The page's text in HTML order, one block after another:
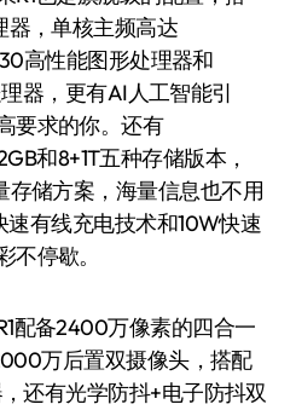
器，单核主频高达
高性能图形处理器和
器，更有AI人工智能引
要求的你。还有
和8+1T五种存储版本，
存储方案，海量信息也不用
速有线充电技术和10W快速
停歇。
备2400万像素的四合一
万后置双摄像头，搭配
还有光学防抖+电子防抖双